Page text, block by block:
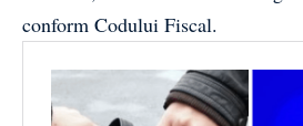
conform Codului Fiscal.